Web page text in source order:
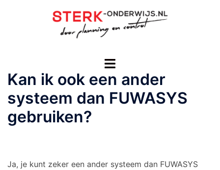
Toggle
Kan ik ook een ander
systeem dan FUWASYS
gebruiken?
Ja, je kunt zeker een ander systeem dan FUWASYS